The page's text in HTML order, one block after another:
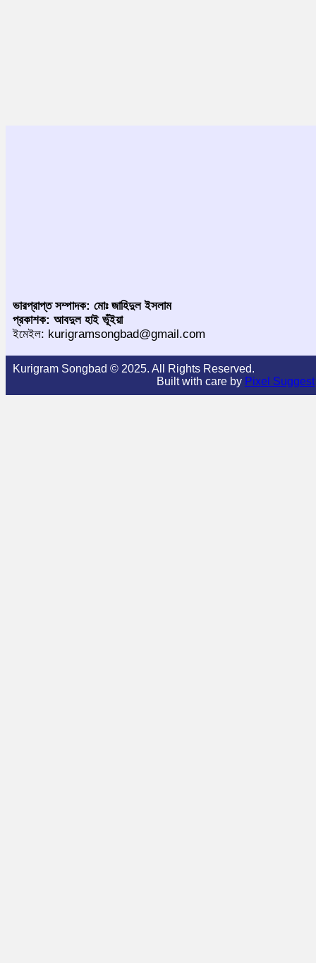
ভারপ্রাপ্ত সম্পাদক: মোঃ জাহিদুল ইসলাম
প্রকাশক: আবদুল হাই ভূঁইয়া
ইমেইল: kurigramsongbad@gmail.com
Kurigram Songbad © 2025. All Rights Reserved.
Built with care by Pixel Suggest